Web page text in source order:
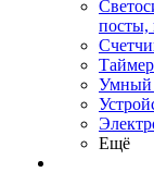
посты,
Умный
Ещё